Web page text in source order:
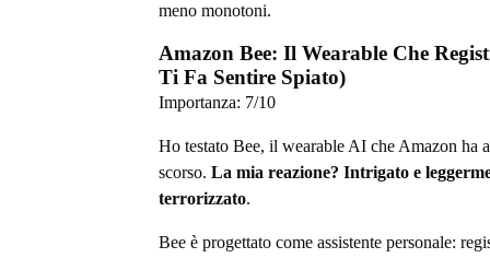
meno monotoni.
Amazon Bee: Il Wearable Che
Ti Fa Sentire Spiato)
Importanza: 7/10
Ho testato Bee, il wearable AI che Amazon ha
scorso. La mia reazione? Intrigato e
terrorizzato.
Bee è progettato come assistente personale: